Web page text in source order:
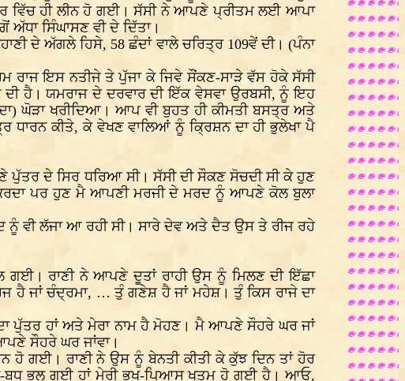
ਵਿੱਚ ਹੀ ਲੀਨ ਹੋ ਗਈ। ਸੱਸੀ ਨੇ ਆਪਣੇ ਪ੍ਰੀਤਮ ਲਈ ਆਪਾ
ਸਿੰਘਾਸਣ ਵੀ ਦੇ ਦਿੱਤਾ।
ਦੇ ਅੱਗਲੇ ਹਿਸੇ, 58 ਛੰਦਾਂ ਵਾਲੇ ਚਰਿਤ੍ਰ 109ਵੇਂ ਦੀ। (ਪੰਨਾ
ਰਾਜ ਇਸ ਨਤੀਜੇ ਤੇ ਪੁੱਜਾ ਕੇ ਜਿਵੇ ਸੌਂਕਣ-ਸਾੜੇ ਵੱਸ ਹੋਕੇ ਸੱਸੀ
ਹੈ। ਯਮਰਾਜ ਦੇ ਦਰਵਾਰ ਦੀ ਇੱਕ ਵੇਸਵਾ ਉਰਬਸੀ, ਨੂੰ ਇਹ
ਘੋੜਾ ਖਰੀਦਿਆ। ਆਪ ਵੀ ਬੁਹਤ ਹੀ ਕੀਮਤੀ ਬਸਤ੍ਰ ਅਤੇ
ਧਾਰਨ ਕੀਤੇ, ਕੇ ਵੇਖਣ ਵਾਲਿਆਂ ਨੂੰ ਕ੍ਰਿਸ਼ਨ ਦਾ ਹੀ ਭੁਲੇਖਾ ਪੈ
ਦੇ ਸਿਰ ਧਰਿਆ ਸੀ। ਸੱਸੀ ਦੀ ਸੌਕਣ ਸੋਚਦੀ ਸੀ ਕੇ ਹੁਣ
ਪਰ ਹੁਣ ਮੈ ਆਪਣੀ ਮਰਜੀ ਦੇ ਮਰਦ ਨੂੰ ਆਪਣੇ ਕੋਲ ਬੁਲਾ
ਵੀ ਲੱਜਾ ਆ ਰਹੀ ਸੀ। ਸਾਰੇ ਦੇਵ ਅਤੇ ਦੈਤ ਉਸ ਤੇ ਰੀਜ ਰਹੇ
ਰਾਣੀ ਨੇ ਆਪਣੇ ਦੂਤਾਂ ਰਾਹੀ ਉਸ ਨੂੰ ਮਿਲਣ ਦੀ ਇੱਛਾ
ਹੈ ਜਾਂ ਚੰਦ੍ਰਮਾ, … ਤੁੰ ਗਣੇਸ਼ ਹੈ ਜਾਂ ਮਹੇਸ਼। ਤੁੰ ਕਿਸ ਰਾਜੇ ਦਾ
ਪੁੱਤਰ ਹਾਂ ਅਤੇ ਮੇਰਾ ਨਾਮ ਹੈ ਮੋਹਣ। ਮੈ ਆਪਣੇ ਸੌਹਰੇ ਘਰ ਜਾਂ
ਸੌਹਰੇ ਘਰ ਜਾਂਵਾ।
ਹੋ ਗਈ। ਰਾਣੀ ਨੇ ਉਸ ਨੂੰ ਬੇਨਤੀ ਕੀਤੀ ਕੇ ਕੁੱਝ ਦਿਨ ਤਾਂ ਹੋਰ
ਬੁਧ ਭੁਲ ਗਈ ਹਾਂ ਮੇਰੀ ਭੁਖ-ਪਿਆਸ ਖਤਮ ਹੋ ਗਈ ਹੈ। ਆਓ,